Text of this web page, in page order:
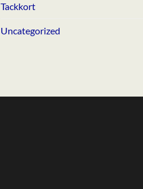
Tackkort
Uncategorized